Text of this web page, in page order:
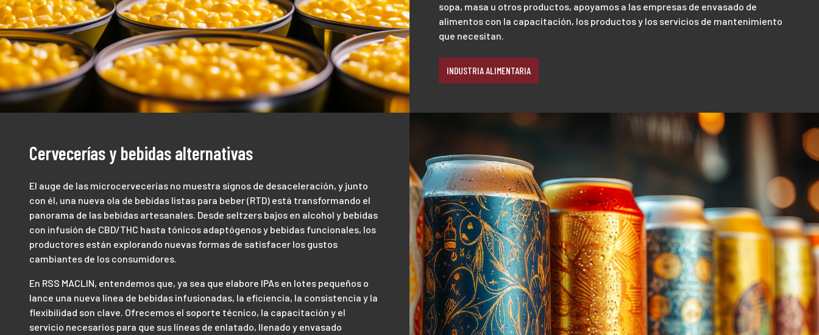
sopa, masa u otros productos, apoyamos a las empresas de envasado de
alimentos con la capacitación, los productos y los servicios de mantenimiento
que necesitan.
INDUSTRIA ALIMENTARIA
Cervecerías y bebidas alternativas
El auge de las microcervecerías no muestra signos de desaceleración, y junto
con él, una nueva ola de bebidas listas para beber (RTD) está transformando el
panorama de las bebidas artesanales. Desde seltzers bajos en alcohol y bebidas
con infusión de CBD/THC hasta tónicos adaptógenos y bebidas funcionales, los
productores están explorando nuevas formas de satisfacer los gustos
cambiantes de los consumidores.
En RSS MACLIN, entendemos que, ya sea que elabore IPAs en lotes pequeños o
lance una nueva línea de bebidas infusionadas, la eficiencia, la consistencia y la
flexibilidad son clave. Ofrecemos el soporte técnico, la capacitación y el
servicio necesarios para que sus líneas de enlatado, llenado y envasado